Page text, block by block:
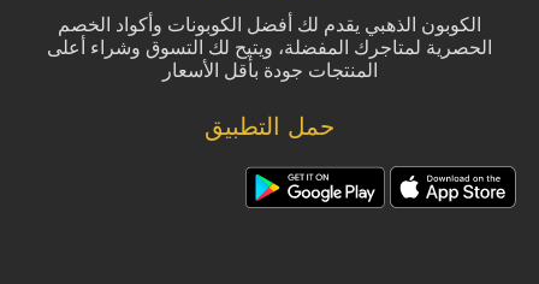
الكوبون الذهبي يقدم لك أفضل الكوبونات وأكواد الخصم
الحصرية لمتاجرك المفضلة، ويتيح لك التسوق وشراء أعلى
المنتجات جودة بأقل الأسعار
حمل التطبيق